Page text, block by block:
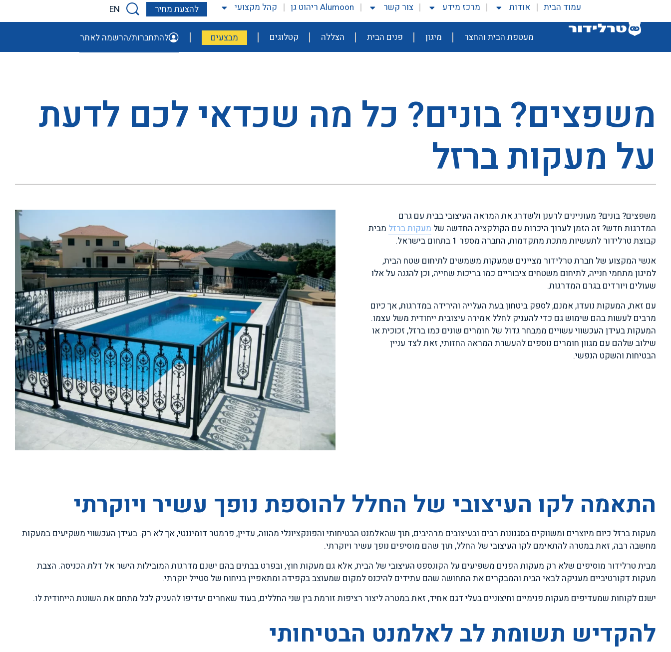
עמוד הבית אודות מרכז מידע צור קשר Alumoon ריהוט גן קהל מקצועי להצעת מחיר EN
מעטפת הבית והחצר מיגון פנים הבית הצללה קטלוגים מבצעים להתחברות/הרשמה לאתר
משפצים? בונים? כל מה שכדאי לכם לדעת
על מעקות ברזל
משפצים? בונים? מעוניינים לרענן ולשדרג את המראה העיצובי בבית עם גרם
המדרגות חדש? זה הזמן לערוך היכרות עם הקולקציה החדשה של מעקות ברזל מבית
קבוצת טרלידור לתעשיות מתכת מתקדמות, החברה מספר 1 בתחום בישראל.
אנשי המקצוע של חברת טרלידור מציינים שמעקות משמשים לתיחום שטח הבית,
למיגון מתחמי חנייה, לתיחום משטחים ציבוריים כמו בריכות שחייה, וכן להגנה על אלו
שעולים ויורדים בגרם המדרגות.
עם זאת, המעקות נועדו, אמנם, לספק ביטחון בעת העלייה והירידה במדרגות, אך כיום
מרבים לעשות בהם שימוש גם כדי להעניק לחלל אמירה עיצובית ייחודית משל עצמו.
המעקות בעידן העכשווי עשויים ממבחר גדול של חומרים שונים כמו ברזל, זכוכית או
שילוב שלהם עם מגוון חומרים נוספים להעשרת המראה החזותי, זאת לצד עניין
הבטיחות והשקט הנפשי.
התאמה לקו העיצובי של החלל להוספת נופך עשיר ויוקרתי
מעקות ברזל כיום מיוצרים ומשווקים בסגנונות רבים ובעיצובים מרהיבים, תוך שהאלמנט הבטיחותי והפונקציונלי מהווה, עדיין, פרמטר דומיננטי, אך לא רק. בעידן העכשווי משקיעים במעקות
מחשבה רבה, זאת במטרה להתאימם לקו העיצובי של החלל, תוך שהם מוסיפים נופך עשיר ויוקרתי.
מבית טרלידור מוסיפים שלא רק מעקות הפנים משפיעים על הקונספט העיצובי של הבית, אלא גם מעקות חוץ, ובפרט בבתים בהם ישנם מדרגות המובילות הישר אל דלת הכניסה. הצבת
מעקות דקורטיביים מעניקה לבאי הבית והמבקרים את התחושה שהם עתידים להיכנס למקום שמעוצב בקפידה ומתאפיין בניחוח של סטייל יוקרתי.
ישנם לקוחות שמעדיפים מעקות פנימיים וחיצוניים בעלי דגם אחיד, זאת במטרה ליצור רציפות זורמת בין שני החללים, בעוד שאחרים יעדיפו להעניק לכל מתחם את השונות הייחודית לו.
להקדיש תשומת לב לאלמנט הבטיחותי